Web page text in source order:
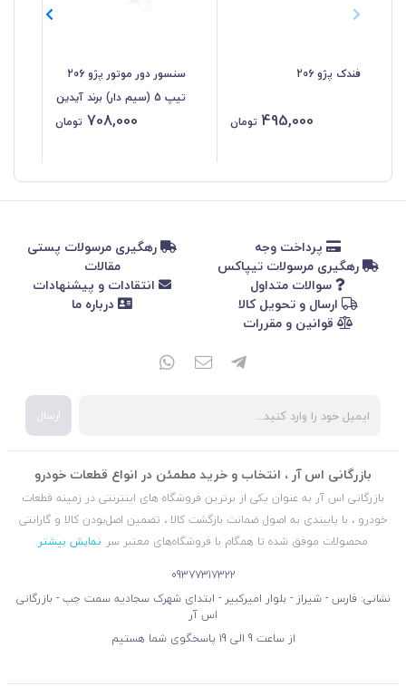
فندک پژو 206
495,000 تومان
سنسور دور موتور پژو 206
تیپ 5 (سیم دار) برند آیدین
708,000 تومان
پرداخت وجه
رهگیری مرسولات پستی
رهگیری مرسولات تیپاکس
مقالات
سوالات متداول
انتقادات و پیشنهادات
ارسال و تحویل کالا
درباره ما
قوانین و مقررات
ارسال
بازرگانی اس آر ، انتخاب و خرید مطمئن در انواع قطعات خودرو
بازرگانی اس آر به عنوان یکی از برترین فروشگاه های اینترنتی در زمینه قطعات
خودرو ، با پایبندی به اصول ضمانت بازگشت کالا ، تضمین اصل‌بودن کالا و گارانتی
محصولات موفق شده تا همگام با فروشگاه‌های معتبر سر نمایش بیشتر
09377317322
نشانی: فارس - شیراز - بلوار امیرکبیر - ابتدای شهرک سجادیه سمت چپ - بازرگانی
اس آر
از ساعت 9 الی 19 پاسخگوی شما هستیم